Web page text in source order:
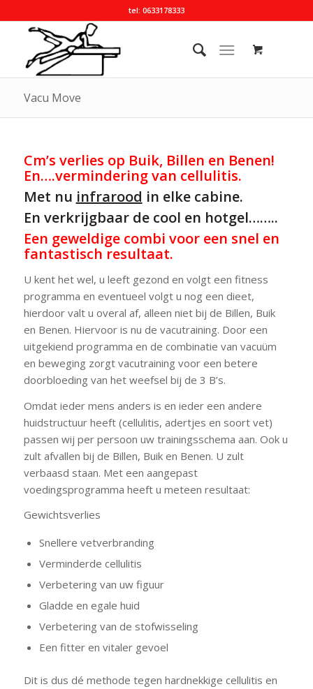
tel: 0633178333
Vacu Move
Cm’s verlies op Buik, Billen en Benen!
En….vermindering van cellulitis.
Met nu infrarood in elke cabine.
En verkrijgbaar de cool en hotgel……..
Een geweldige combi voor een snel en
fantastisch resultaat.
U kent het wel, u leeft gezond en volgt een fitness
programma en eventueel volgt u nog een dieet,
hierdoor valt u overal af, alleen niet bij de Billen, Buik
en Benen. Hiervoor is nu de vacutraining. Door een
uitgekiend programma en de combinatie van vacuüm
en beweging zorgt vacutraining voor een betere
doorbloeding van het weefsel bij de 3 B’s.
Omdat ieder mens anders is en ieder een andere
huidstructuur heeft (cellulitis, adertjes en soort vet)
passen wij per persoon uw trainingsschema aan. Ook u
zult afvallen bij de Billen, Buik en Benen. U zult
verbaasd staan. Met een aangepast
voedingsprogramma heeft u meteen resultaat:
Gewichtsverlies
Snellere vetverbranding
Verminderde cellulitis
Verbetering van uw figuur
Gladde en egale huid
Verbetering van de stofwisseling
Een fitter en vitaler gevoel
Dit is dus dé methode tegen hardnekkige cellulitis en